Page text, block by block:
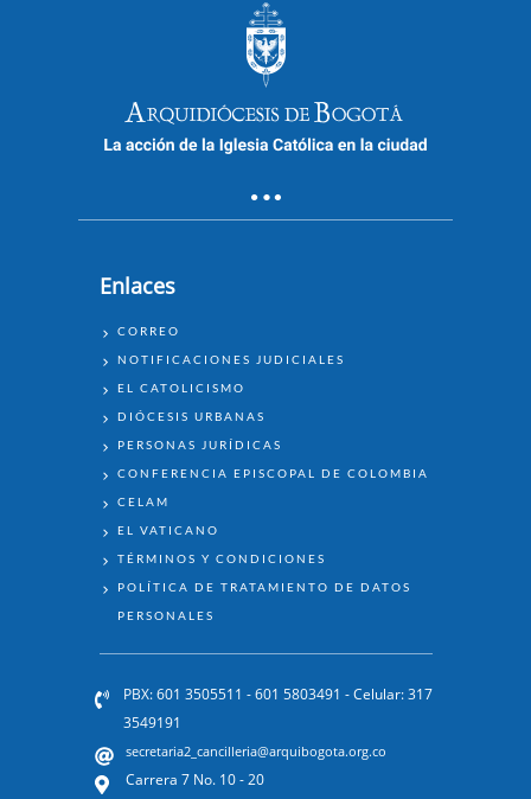
Enlaces
ENLACES
CORREO
NOTIFICACIONES JUDICIALES
EL CATOLICISMO
DIÓCESIS URBANAS
PERSONAS JURÍDICAS
CONFERENCIA EPISCOPAL DE COLOMBIA
CELAM
EL VATICANO
TÉRMINOS Y CONDICIONES
POLÍTICA DE TRATAMIENTO DE DATOS
PERSONALES
PBX: 601 3505511 - 601 5803491 - Celular: 317
3549191
secretaria2_cancilleria@arquibogota.org.co
Carrera 7 No. 10 - 20